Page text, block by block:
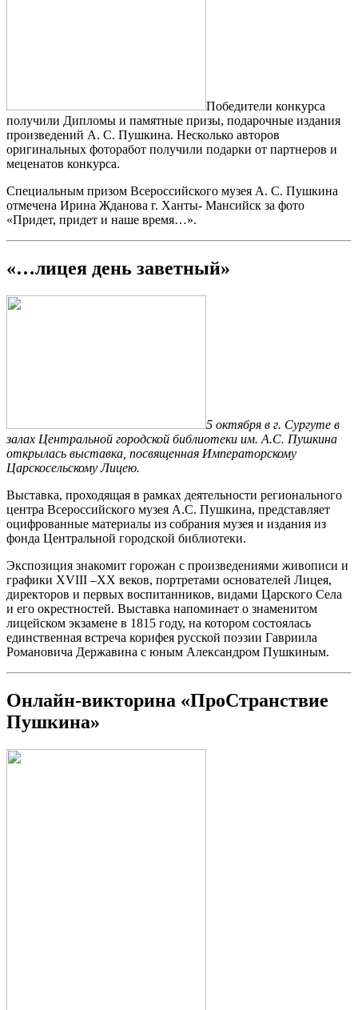
Победители конкурса
получили Дипломы и памятные призы, подарочные издания
произведений А. С. Пушкина. Несколько авторов
оригинальных фоторабот получили подарки от партнеров и
меценатов конкурса.
Специальным призом Всероссийского музея А. С. Пушкина
отмечена Ирина Жданова г. Ханты- Мансийск за фото
«Придет, придет и наше время…».
«…лицея день заветный»
5 октября в г. Сургуте в
залах Центральной городской библиотеки им. А.С. Пушкина
открылась выставка, посвященная Императорскому
Царскосельскому Лицею.
Выставка, проходящая в рамках деятельности регионального
центра Всероссийского музея А.С. Пушкина, представляет
оцифрованные материалы из собрания музея и издания из
фонда Центральной городской библиотеки.
Экспозиция знакомит горожан с произведениями живописи и
графики XVIII –XX веков, портретами основателей Лицея,
директоров и первых воспитанников, видами Царского Села
и его окрестностей. Выставка напоминает о знаменитом
лицейском экзамене в 1815 году, на котором состоялась
единственная встреча корифея русской поэзии Гавриила
Романовича Державина с юным Александром Пушкиным.
Онлайн-викторина «ПроСтранствие
Пушкина»